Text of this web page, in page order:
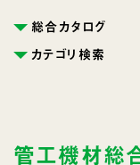
総合カタログ
カテゴリ検索
管工機材総